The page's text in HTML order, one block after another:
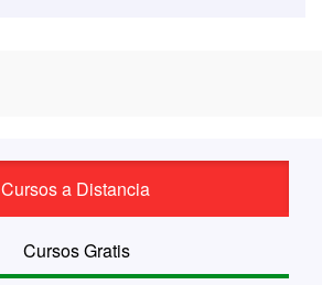
Cursos a Distancia
Cursos Gratis